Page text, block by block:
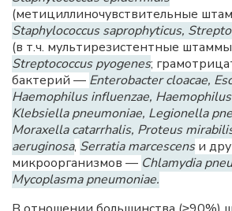
(метициллиночувствительные
Staphylococcus saprophyticus,
(в т.ч. мультирезистентные
Streptococcus pyogenes;
бактерий — Enterobacter cloacae,
Haemophilus influenzae,
Klebsiella pneumoniae, Legionella
Moraxella catarrhalis, Proteus
aeruginosa, Serratia marcescensи
микроорганизмов — Chlamydia
Mycoplasma pneumoniae.